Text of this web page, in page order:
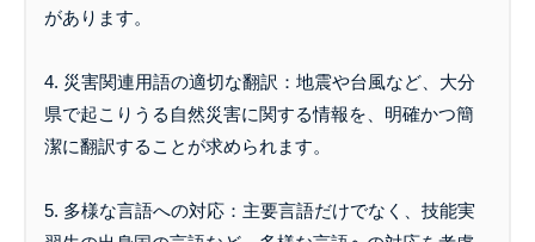
があります。
4. 災害関連用語の適切な翻訳：地震や台風など、大分
県で起こりうる自然災害に関する情報を、明確かつ簡
潔に翻訳することが求められます。
5. 多様な言語への対応：主要言語だけでなく、技能実